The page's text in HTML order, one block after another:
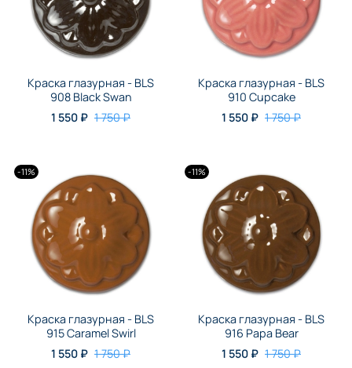
Краска глазурная - BLS
908 Black Swan
1 550 ₽ 1 750 ₽
Краска глазурная - BLS
910 Cupcake
1 550 ₽ 1 750 ₽
-11%
Краска глазурная - BLS
915 Caramel Swirl
1 550 ₽ 1 750 ₽
-11%
Краска глазурная - BLS
916 Papa Bear
1 550 ₽ 1 750 ₽